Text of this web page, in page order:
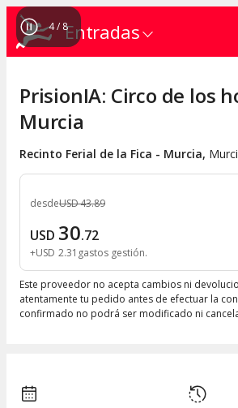
Entradas
4/ 8
PrisionIA: Circo de los
Murcia
Recinto Ferial de la Fica - Murcia,
desdeUSD43.89
USD 30.72
+USD 2.31 gastos gestión
Este proveedor no acepta cambios ni
atentamente tu pedido antes de efectuar la
confirmado no podrá ser modificado ni